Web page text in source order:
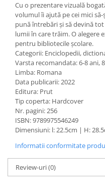
Penare neechipate
Penare tip etui
Acuarele și pensule școlare
Acuarele școlare și Tempera
Pensule școlare
Pahare și palete pictură
Cărți
Cărți pentru copii
Cărți de colorat
Cărți ilustrate și interactive
Povești și ficțiune pentru
Enciclopedii și atlase pentru
Materiale educaționale
Cu o prezentare vizuală
volumul îi ajută pe cei mici
pună întrebări și să devină
lumii în care trăim. O alegere
pentru bibliotecile școlare.
Categorii: Enciclopedii,
Varsta recomandata: 6-8 ani,
Limba: Romana
Data publicarii: 2022
Editura: Prut
Tip coperta: Hardcover
Nr. pagini: 256
ISBN: 9789975546249
Dimensiuni: l: 22.5cm | H:
Informatii conformitate
Review-uri(0)